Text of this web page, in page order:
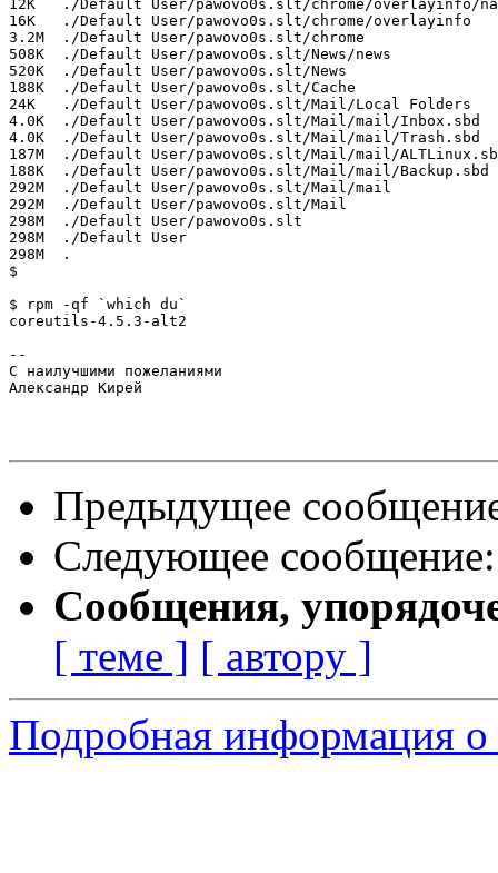
12K   ./Default User/pawovo0s.slt/chrome/overlayinfo/
16K   ./Default User/pawovo0s.slt/chrome/overlayinfo
3.2M  ./Default User/pawovo0s.slt/chrome
508K  ./Default User/pawovo0s.slt/News/news
520K  ./Default User/pawovo0s.slt/News
188K  ./Default User/pawovo0s.slt/Cache
24K   ./Default User/pawovo0s.slt/Mail/Local Folders
4.0K  ./Default User/pawovo0s.slt/Mail/mail/Inbox.sbd
4.0K  ./Default User/pawovo0s.slt/Mail/mail/Trash.sbd
187M  ./Default User/pawovo0s.slt/Mail/mail/
188K  ./Default User/pawovo0s.slt/Mail/mail/Backup.sbd
292M  ./Default User/pawovo0s.slt/Mail/mail
292M  ./Default User/pawovo0s.slt/Mail
298M  ./Default User/pawovo0s.slt
298M  ./Default User
298M  .
$
$ rpm -qf `which du`
coreutils-4.5.3-alt2
--
С наилучшими пожеланиями
Александр Кирей
Предыдущее
Следующее
Сообщения,
[ теме ] [ автору ]
Подробная информация о